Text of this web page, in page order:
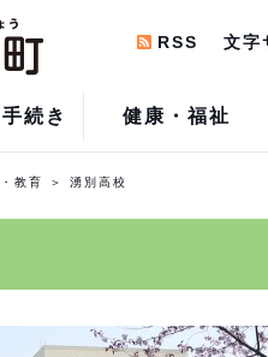
続き 健康・福祉
RSS 文字
教育 湧別高校